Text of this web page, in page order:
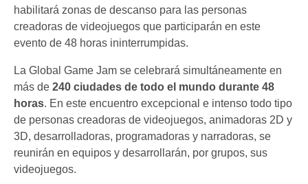
habilitará zonas de descanso para las personas
creadoras de videojuegos que participarán en este
evento de 48 horas ininterrumpidas.
La Global Game Jam se celebrará simultáneamente en
más de 240 ciudades de todo el mundo durante 48
horas. En este encuentro excepcional e intenso todo tipo
de personas creadoras de videojuegos, animadoras 2D y
3D, desarrolladoras, programadoras y narradoras, se
reunirán en equipos y desarrollarán, por grupos, sus
videojuegos.